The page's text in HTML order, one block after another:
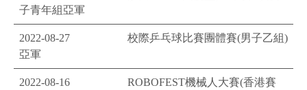
子青年組亞軍
2022-08-27
校際乒乓球比賽團體賽(男子乙組)
亞軍
2022-08-16
ROBOFEST機械人大賽(香港賽